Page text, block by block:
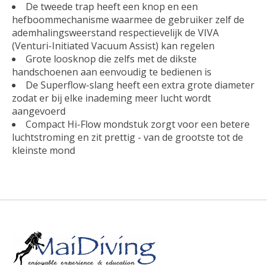
De tweede trap heeft een knop en een
hefboommechanisme waarmee de gebruiker zelf de
ademhalingsweerstand respectievelijk de VIVA
(Venturi-Initiated Vacuum Assist) kan regelen
Grote loosknop die zelfs met de dikste
handschoenen aan eenvoudig te bedienen is
De Superflow-slang heeft een extra grote diameter
zodat er bij elke inademing meer lucht wordt
aangevoerd
Compact Hi-Flow mondstuk zorgt voor een betere
luchtstroming en zit prettig - van de grootste tot de
kleinste mond